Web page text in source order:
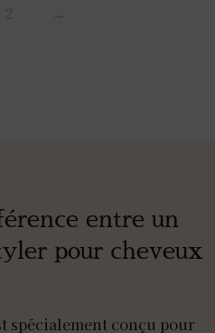
2 →
entre un
pour cheveux
spécialement conçu pour